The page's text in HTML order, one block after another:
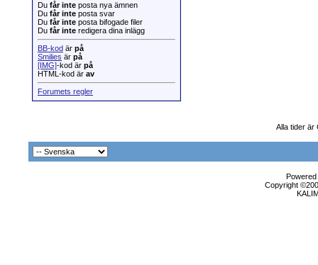
Du får inte posta nya ämnen
Du får inte posta svar
Du får inte posta bifogade filer
Du får inte redigera dina inlägg
BB-kod är på
Smilies är på
[IMG]-kod är på
HTML-kod är av
Forumets regler
Alla tider är
Copyright